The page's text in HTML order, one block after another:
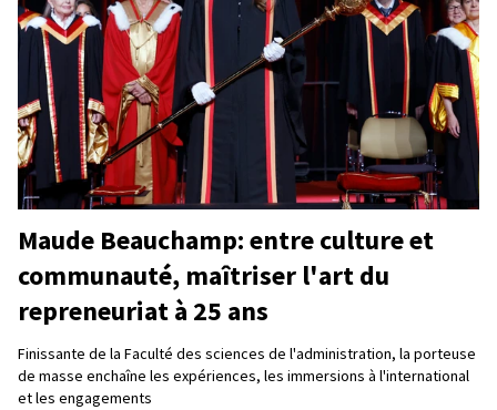
Maude Beauchamp: entre culture et
communauté, maîtriser l'art du
repreneuriat à 25 ans
Finissante de la Faculté des sciences de l'administration, la porteuse
de masse enchaîne les expériences, les immersions à l'international
et les engagements